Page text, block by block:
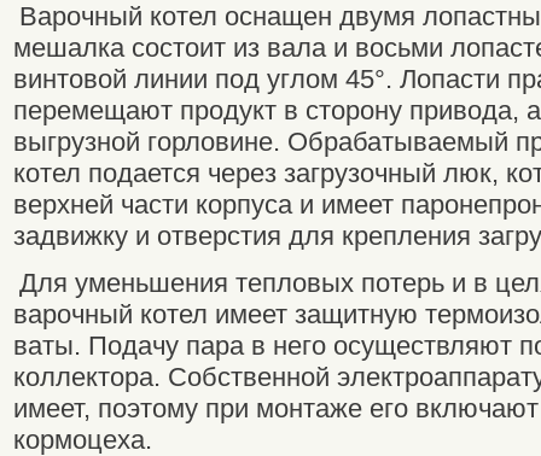
Варочный котел оснащен двумя
мешалка состоит из вала и восьми
винтовой линии под углом 45°. Лопасти
перемещают продукт в сторону привода,
выгрузной горловине. Обрабатываемый
котел подается через загрузочный люк,
верхней части корпуса и имеет
задвижку и отверстия для крепления
Для уменьшения тепловых потерь и в
варочный котел имеет защитную
ваты. Подачу пара в него осуществляют
коллектора. Собственной
имеет, поэтому при монтаже его
кормоцеха.